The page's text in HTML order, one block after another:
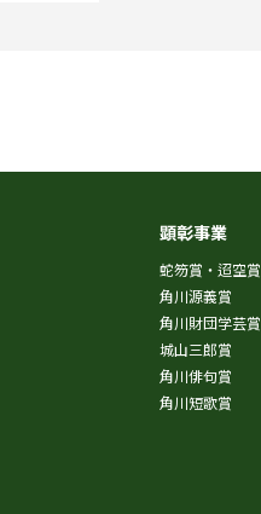
顕彰事業
蛇笏賞・迢空賞
角川源義賞
角川財団学芸賞
城山三郎賞
角川俳句賞
角川短歌賞